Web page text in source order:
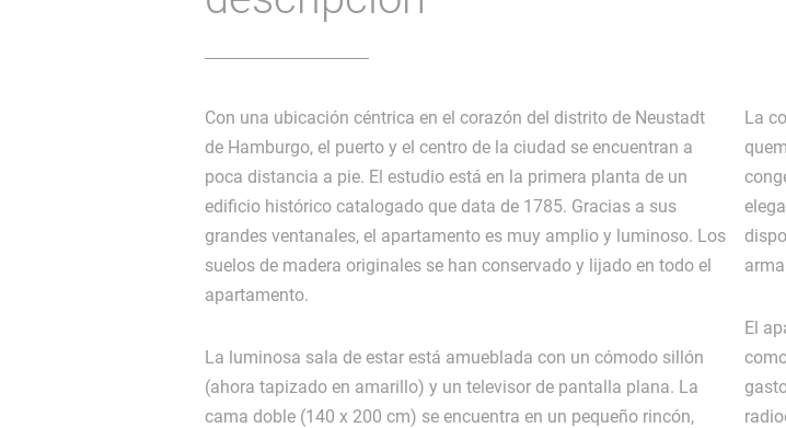
Con una ubicación céntrica en el corazón del distrito de Neustadt
de Hamburgo, el puerto y el centro de la ciudad se encuentran a
poca distancia a pie. El estudio está en la primera planta de un
edificio histórico catalogado que data de 1785. Gracias a sus
grandes ventanales, el apartamento es muy amplio y luminoso. Los
suelos de madera originales se han conservado y lijado en todo el
apartamento.
La luminosa sala de estar está amueblada con un cómodo sillón
(ahora tapizado en amarillo) y un televisor de pantalla plana. La
cama doble (140 x 200 cm) se encuentra en un pequeño rincón,
La
El